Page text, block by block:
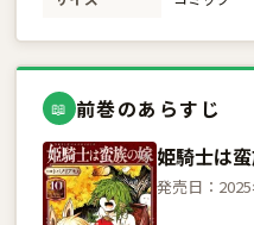
📖 前巻のあらすじ
姫騎士は
発売日：